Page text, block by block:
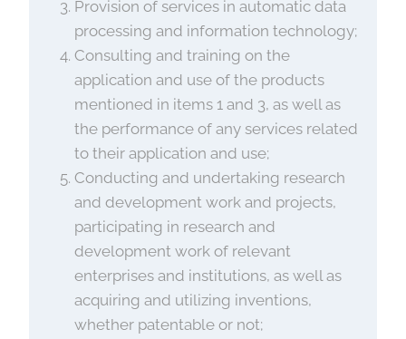
Provision of services in automatic data
processing and information technology;
Consulting and training on the
application and use of the products
mentioned in items 1 and 3, as well as
the performance of any services related
to their application and use;
Conducting and undertaking research
and development work and projects,
participating in research and
development work of relevant
enterprises and institutions, as well as
acquiring and utilizing inventions,
whether patentable or not;